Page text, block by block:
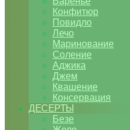
Конфитюр
Повидло
Лечо
Маринование
Соление
Аджика
Джем
Квашение
Консервация
ДЕСЕРТЫ
Безе